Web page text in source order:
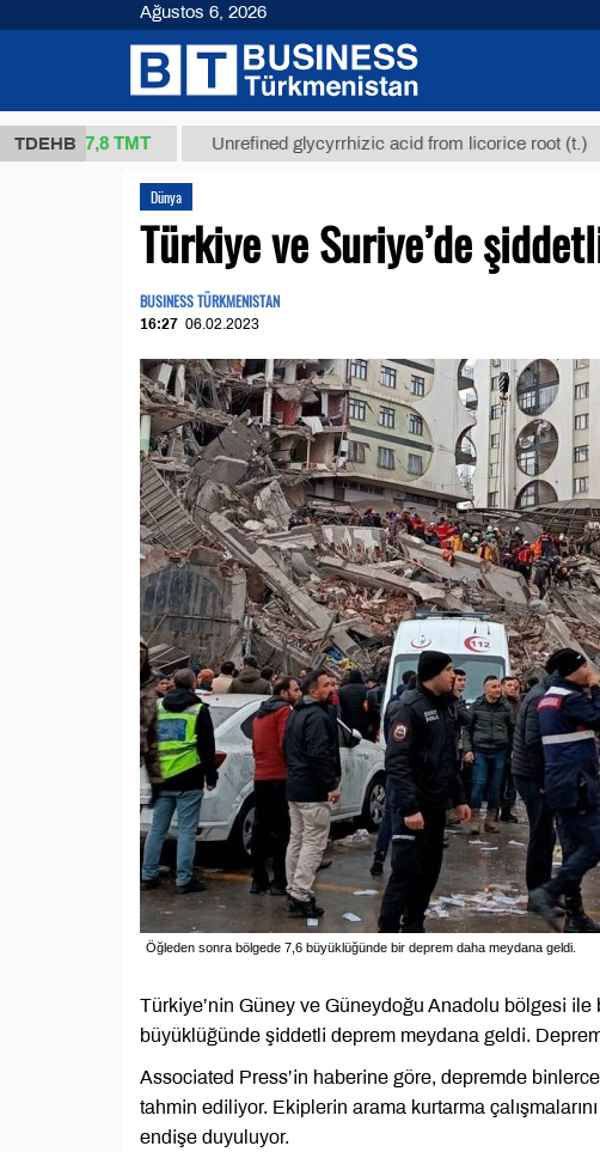
TDEHB
37,8 ТМТ Unrefined glycyrrhizic acid from licorice root (t.)
Dünya
Türkiye ve Suriye’de
BUSINESS TÜRKMENISTAN
16:27 06.02.2023
Öğleden sonra bölgede 7,6 büyüklüğünde bir deprem daha meydana geldi.
Türkiye’nin Güney ve Güneydoğu Anadolu bölgesi
büyüklüğünde şiddetli deprem meydana geldi.
Associated Press’in haberine göre, depremde
tahmin ediliyor. Ekiplerin arama kurtarma
endişe duyuluyor.
Ağustos 6, 2026